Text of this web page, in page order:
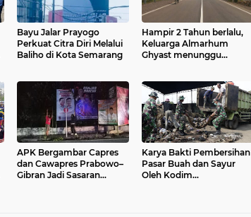
Bayu Jalar Prayogo
Perkuat Citra Diri Melalui
Baliho di Kota Semarang
Hampir 2 Tahun berlalu,
Keluarga Almarhum
Ghyast menunggu
APK Bergambar Capres
dan Cawapres Prabowo–
Gibran Jadi Sasaran
Karya Bakti Pembersihan
Pasar Buah dan Sayur
Oleh Kodim